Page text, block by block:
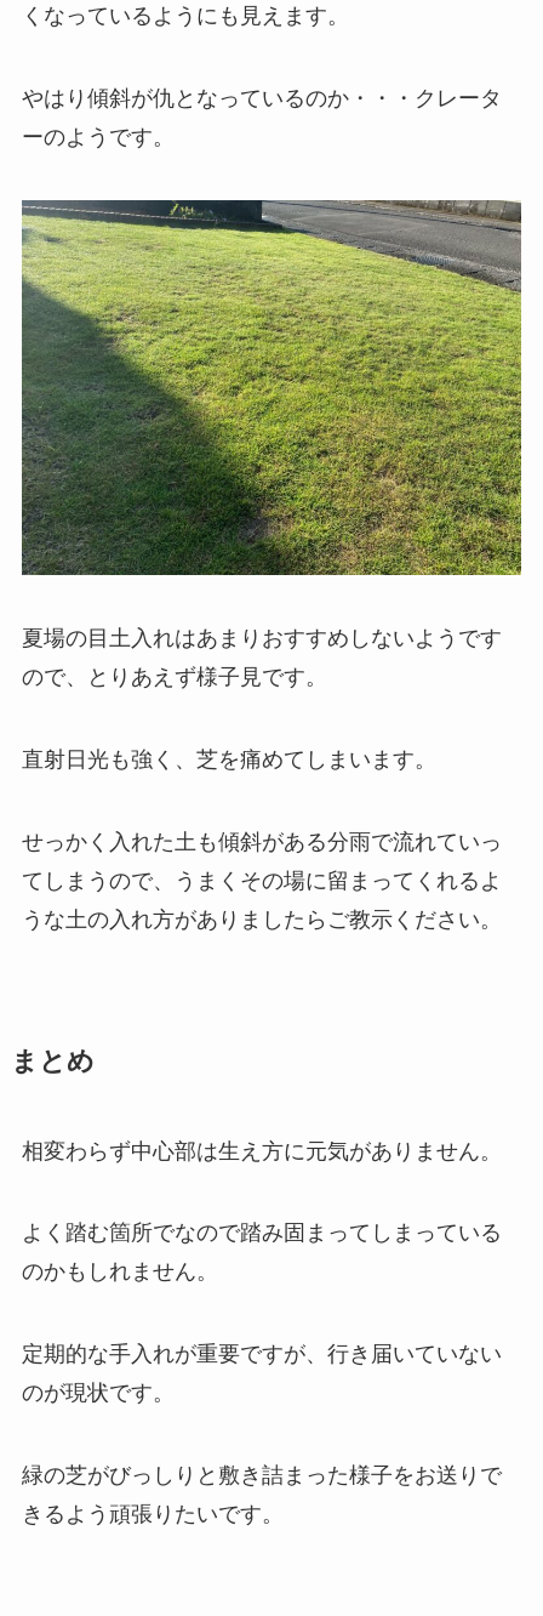
くなっているようにも見えます。
やはり傾斜が仇となっているのか・・・クレータ
ーのようです。
夏場の目土入れはあまりおすすめしないようです
ので、とりあえず様子見です。
直射日光も強く、芝を痛めてしまいます。
せっかく入れた土も傾斜がある分雨で流れていっ
てしまうので、うまくその場に留まってくれるよ
うな土の入れ方がありましたらご教示ください。
まとめ
相変わらず中心部は生え方に元気がありません。
よく踏む箇所でなので踏み固まってしまっている
のかもしれません。
定期的な手入れが重要ですが、行き届いていない
のが現状です。
緑の芝がびっしりと敷き詰まった様子をお送りで
きるよう頑張りたいです。